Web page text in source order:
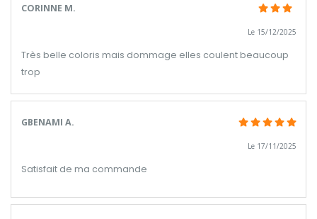
CORINNE M.
Le 15/12/2025
Très belle coloris mais dommage elles coulent beaucoup
trop
GBENAMI A.
Le 17/11/2025
Satisfait de ma commande